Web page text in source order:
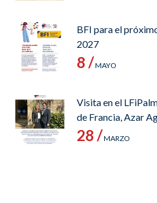
BFI para el
2027
8 /MAYO
Visita en el
de Francia, Azar
28 /MARZO